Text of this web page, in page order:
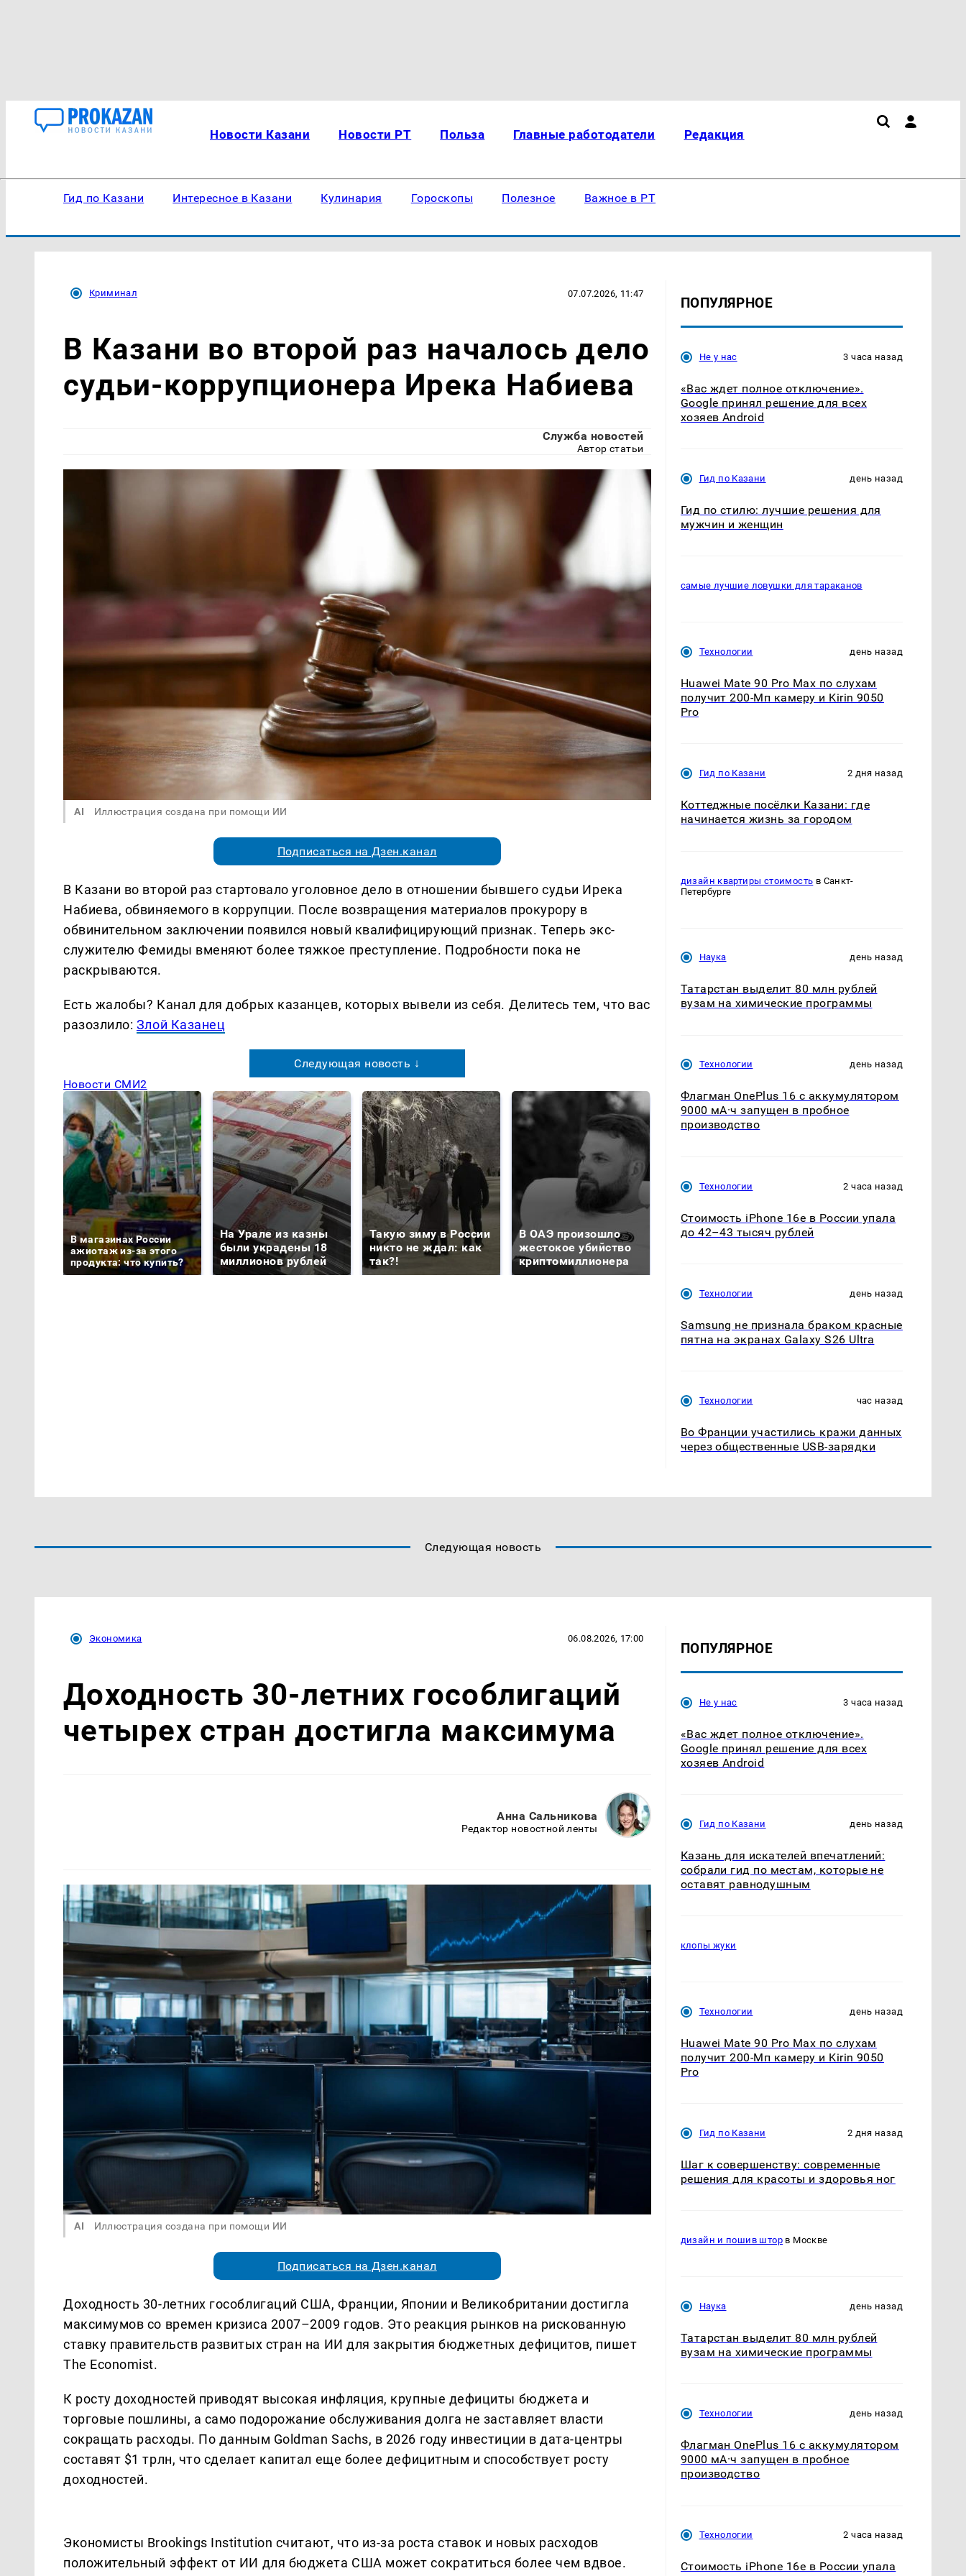
Новости Казани Новости РТ Польза Главные работодатели Редакция
Гид по Казани Интересное в Казани Кулинария Гороскопы Полезное Важное в РТ
Криминал 07.07.2026, 11:47
В Казани во второй раз началось дело
судьи-коррупционера Ирека Набиева
Служба новостей
Автор статьи
AI Иллюстрация создана при помощи ИИ
Подписаться на Дзен.канал
В Казани во второй раз стартовало уголовное дело в отношении бывшего судьи Ирека
Набиева, обвиняемого в коррупции. После возвращения материалов прокурору в
обвинительном заключении появился новый квалифицирующий признак. Теперь экс-
служителю Фемиды вменяют более тяжкое преступление. Подробности пока не
раскрываются.
Есть жалобы? Канал для добрых казанцев, которых вывели из себя. Делитеcь тем, что вас
разозлило: Злой Казанец
Следующая новость ↓
Новости СМИ2
В магазинах России
ажиотаж из-за этого
продукта: что купить?
На Урале из казны
были украдены 18
миллионов рублей
Такую зиму в России
никто не ждал: как
так?!
В ОАЭ произошло
жестокое убийство
криптомиллионера
Все новости по
ПОПУЛЯРНОЕ
Не у нас 3 часа назад
«Вас ждет полное отключение».
Google принял решение для всех
хозяев Android
Гид по Казани день назад
Гид по стилю: лучшие решения для
мужчин и женщин
самые лучшие ловушки для тараканов
Технологии день назад
Huawei Mate 90 Pro Max по слухам
получит 200-Мп камеру и Kirin 9050
Pro
Гид по Казани 2 дня назад
Коттеджные посёлки Казани: где
начинается жизнь за городом
дизайн квартиры стоимость в Санкт-
Петербурге
Наука день назад
Татарстан выделит 80 млн рублей
вузам на химические программы
Технологии день назад
Флагман OnePlus 16 с аккумулятором
9000 мА·ч запущен в пробное
производство
Технологии 2 часа назад
Стоимость iPhone 16e в России упала
до 42–43 тысяч рублей
Технологии день назад
Samsung не признала браком красные
пятна на экранах Galaxy S26 Ultra
Технологии час назад
Во Франции участились кражи данных
через общественные USB-зарядки
Следующая новость
Экономика 06.08.2026, 17:00
Доходность 30-летних гособлигаций
четырех стран достигла максимума
Анна Сальникова
Редактор новостной ленты
AI Иллюстрация создана при помощи ИИ
Подписаться на Дзен.канал
Доходность 30-летних гособлигаций США, Франции, Японии и Великобритании достигла
максимумов со времен кризиса 2007–2009 годов. Это реакция рынков на рискованную
ставку правительств развитых стран на ИИ для закрытия бюджетных дефицитов, пишет
The Economist.
К росту доходностей приводят высокая инфляция, крупные дефициты бюджета и
торговые пошлины, а само подорожание обслуживания долга не заставляет власти
сокращать расходы. По данным Goldman Sachs, в 2026 году инвестиции в дата-центры
составят $1 трлн, что сделает капитал еще более дефицитным и способствует росту
доходностей.
Экономисты Brookings Institution считают, что из-за роста ставок и новых расходов
положительный эффект от ИИ для бюджета США может сократиться более чем вдвое.
ПОПУЛЯРНОЕ
Не у нас 3 часа назад
«Вас ждет полное отключение».
Google принял решение для всех
хозяев Android
Гид по Казани день назад
Казань для искателей впечатлений:
собрали гид по местам, которые не
оставят равнодушным
клопы жуки
Технологии день назад
Huawei Mate 90 Pro Max по слухам
получит 200-Мп камеру и Kirin 9050
Pro
Гид по Казани 2 дня назад
Шаг к совершенству: современные
решения для красоты и здоровья ног
дизайн и пошив штор в Москве
Наука день назад
Татарстан выделит 80 млн рублей
вузам на химические программы
Технологии день назад
Флагман OnePlus 16 с аккумулятором
9000 мА·ч запущен в пробное
производство
Технологии 2 часа назад
Стоимость iPhone 16e в России упала